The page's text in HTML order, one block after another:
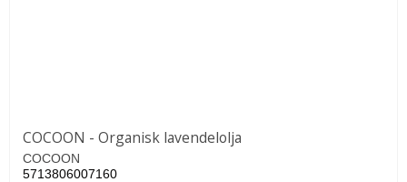
COCOON - Organisk lavendelolja
COCOON
5713806007160